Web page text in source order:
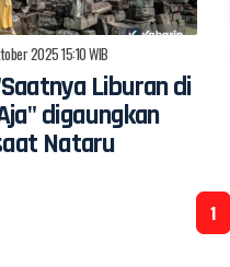
2025 15:10 WIB
Liburan di
digaungkan
Nataru
1